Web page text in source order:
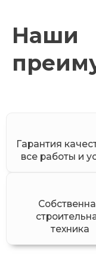
Наши
Гарантия
все работы и
техника